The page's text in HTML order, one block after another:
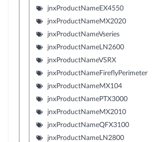
jnxProductNameEX4550
jnxProductNameMX2020
jnxProductNameVseries
jnxProductNameLN2600
jnxProductNameVSRX
jnxProductNameFireflyPerimeter
jnxProductNameMX104
jnxProductNamePTX3000
jnxProductNameMX2010
jnxProductNameQFX3100
jnxProductNameLN2800